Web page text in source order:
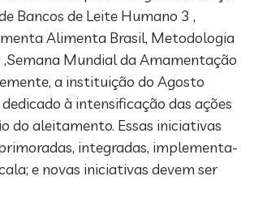
Bancos de Leite Humano 3 ,
Alimenta Brasil, Metodologia
Mundial da Amamentação
a instituição do Agosto
à intensificação das ações
do aleitamento. Essas iniciativas
integradas, implementa-
e novas iniciativas devem ser